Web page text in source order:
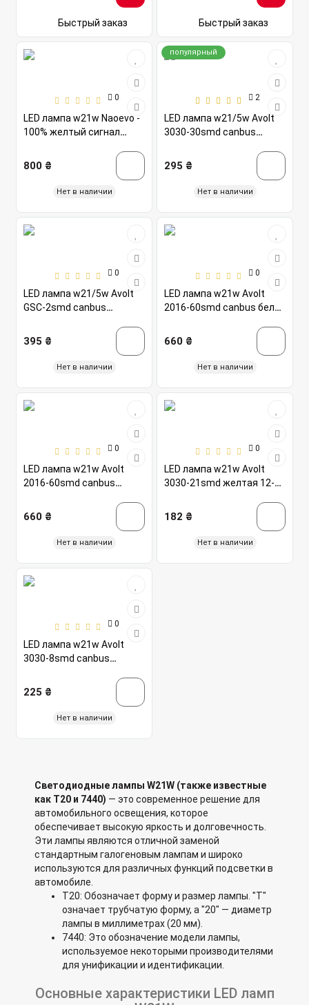
Быстрый заказ Быстрый заказ
0
LED лампа w21w Naoevo -
100% желтый сигнал
800 ₴
Нет в наличии
2
LED лампа w21/5w Avolt
3030-30smd canbus
популярный
295 ₴
Нет в наличии
0
LED лампа w21/5w Avolt
GSC-2smd canbus
395 ₴
Нет в наличии
0
LED лампа w21w Avolt
2016-60smd canbus белая
660 ₴
Нет в наличии
0
LED лампа w21w Avolt
2016-60smd canbus
660 ₴
Нет в наличии
0
LED лампа w21w Avolt
3030-21smd желтая 12-
182 ₴
Нет в наличии
0
LED лампа w21w Avolt
3030-8smd canbus
225 ₴
Нет в наличии
Светодиодные лампы W21W (также известные
как T20 и 7440) — это современное решение для
автомобильного освещения, которое
обеспечивает высокую яркость и долговечность.
Эти лампы являются отличной заменой
стандартным галогеновым лампам и широко
используются для различных функций подсветки в
автомобиле.
T20: Обозначает форму и размер лампы. "T"
означает трубчатую форму, а "20" — диаметр
лампы в миллиметрах (20 мм).
7440: Это обозначение модели лампы,
используемое некоторыми производителями
для унификации и идентификации.
Основные характеристики LED ламп